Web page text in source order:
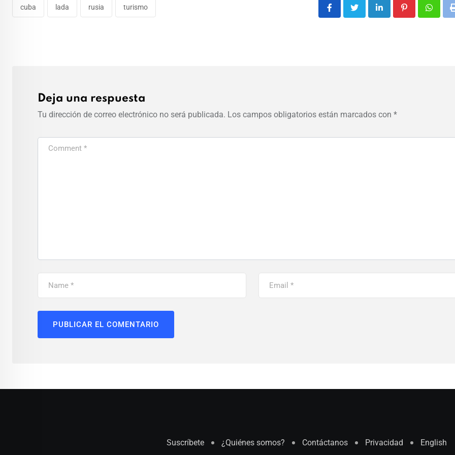
cuba lada rusia turismo
LinkedIn Pinterest
Deja una respuesta
Tu dirección de correo electrónico no será publicada. Los campos obligatorios están marcados con *
Suscríbete ¿Quiénes somos? Contáctanos Privacidad English